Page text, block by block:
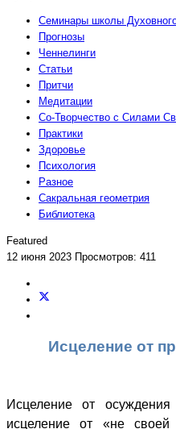
Семинары школы
Прогнозы
Ченнелинги
Статьи
Притчи
Медитации
Со-Творчество с Силами
Практики
Здоровье
Психология
Разное
Сакральная геометрия
Библиотека
Featured
12 июня 2023 Просмотров: 411
Исцеление от
Исцеление от
исцеление от «не